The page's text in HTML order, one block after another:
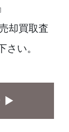
却買取査
い。